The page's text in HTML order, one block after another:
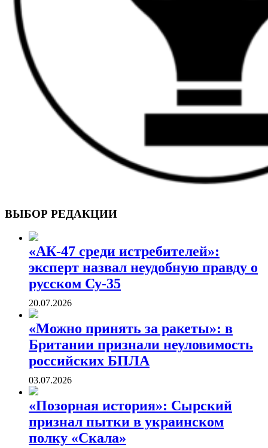
ВОЕННЫЕ СТРАНИЦЫ
СТАТЬИ ВОЕННОЙ ТЕМАТИКИ
ВЫБОР РЕДАКЦИИ
«АК-47 среди истребителей»:
эксперт назвал неудобную правду о
русском Су-35
20.07.2026
«Можно принять за ракеты»: в
Британии признали неуловимость
российских БПЛА
03.07.2026
«Позорная история»: Сырский
признал пытки в украинском
полку «Скала»